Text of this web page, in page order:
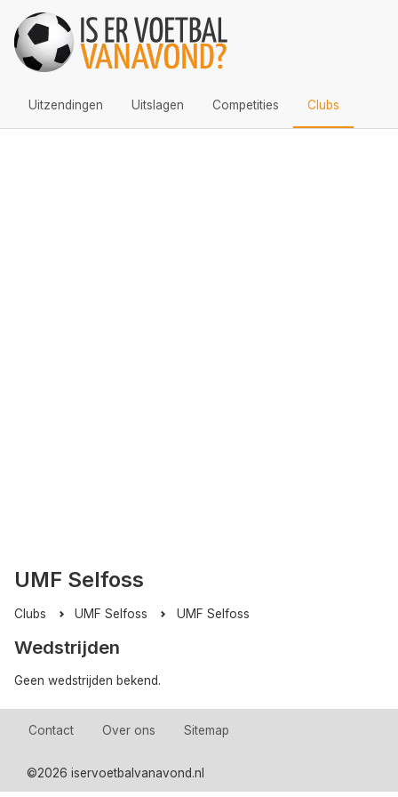
Uitzendingen Uitslagen Competities Clubs
UMF Selfoss
Clubs UMF Selfoss UMF Selfoss
Wedstrijden
Geen wedstrijden bekend.
Contact Over ons Sitemap
©2026 iservoetbalvanavond.nl